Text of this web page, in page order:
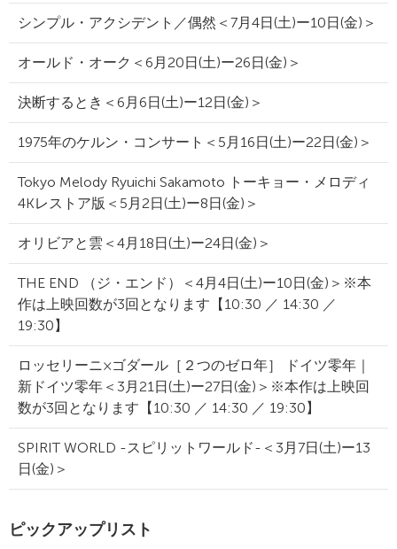
シンプル・アクシデント／偶然＜7月4日(土)ー10日(金)＞
オールド・オーク＜6月20日(土)ー26日(金)＞
決断するとき＜6月6日(土)ー12日(金)＞
1975年のケルン・コンサート＜5月16日(土)ー22日(金)＞
Tokyo Melody Ryuichi Sakamoto トーキョー・メロディ
4Kレストア版＜5月2日(土)ー8日(金)＞
オリビアと雲＜4月18日(土)ー24日(金)＞
THE END （ジ・エンド）＜4月4日(土)ー10日(金)＞※本
作は上映回数が3回となります【10:30 ／ 14:30 ／
19:30】
ロッセリーニ×ゴダール［２つのゼロ年］ ドイツ零年｜
新ドイツ零年＜3月21日(土)ー27日(金)＞※本作は上映回
数が3回となります【10:30 ／ 14:30 ／ 19:30】
SPIRIT WORLD -スピリットワールド-＜3月7日(土)ー13
日(金)＞
ピックアップリスト